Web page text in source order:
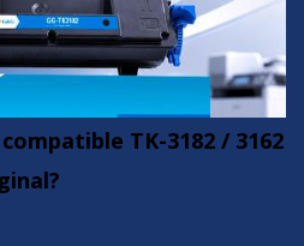
TK-3182 / 3162